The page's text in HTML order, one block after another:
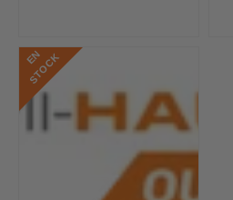
E
N
S
T
O
C
K